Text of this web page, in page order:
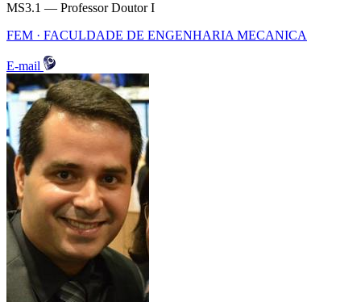
MS3.1 — Professor Doutor I
FEM · FACULDADE DE ENGENHARIA MECANICA
E-mail